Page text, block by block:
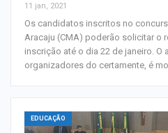
11 jan, 2021
Os candidatos inscritos no
Aracaju (CMA) poderão solicitar o
inscrição até o dia 22 de janeiro. O
organizadores do certamente, é
EDUCAÇÃO